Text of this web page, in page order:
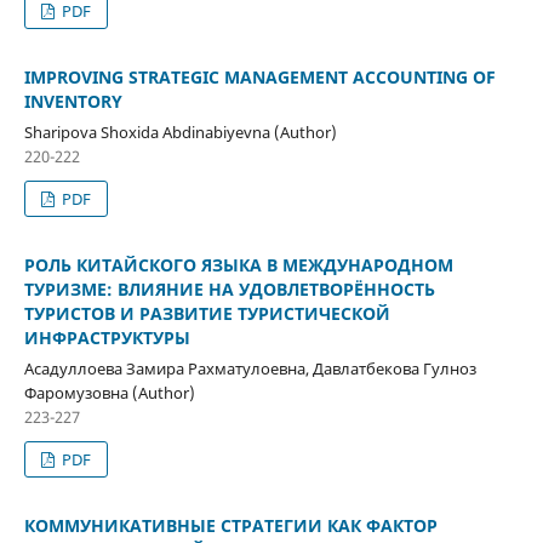
PDF
IMPROVING STRATEGIC MANAGEMENT ACCOUNTING OF
INVENTORY
Sharipova Shoxida Abdinabiyevna (Author)
220-222
PDF
РОЛЬ КИТАЙСКОГО ЯЗЫКА В МЕЖДУНАРОДНОМ
ТУРИЗМЕ: ВЛИЯНИЕ НА УДОВЛЕТВОРЁННОСТЬ
ТУРИСТОВ И РАЗВИТИЕ ТУРИСТИЧЕСКОЙ
ИНФРАСТРУКТУРЫ
Асадуллоева Замира Рахматулоевна, Давлатбекова Гулноз
Фаромузовна (Author)
223-227
PDF
КОММУНИКАТИВНЫЕ СТРАТЕГИИ КАК ФАКТОР